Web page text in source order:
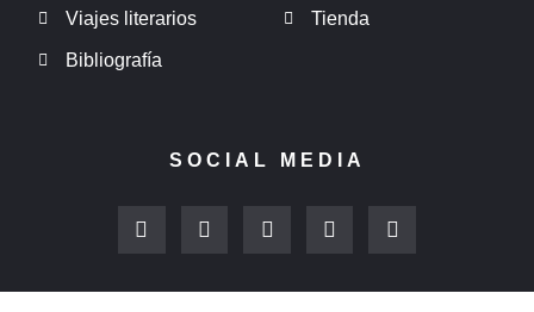
Viajes literarios
Bibliografía
Tienda
SOCIAL MEDIA